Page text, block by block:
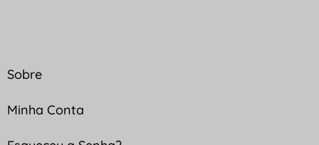
Sobre
Minha Conta